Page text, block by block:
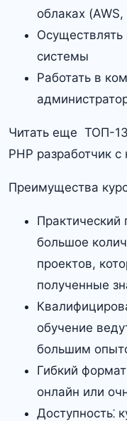
облаках
Осуществлять
системы
Работать в
Читать еще ТОП-
PHP разработчик с
Преимущества
Практический
большое
проектов,
полученные
обучение
большим
Гибкий
онлайн или
Доступность⁚